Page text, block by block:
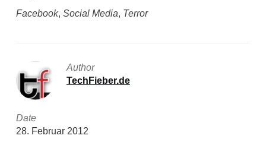
Facebook, Social Media, Terror
Author
TechFieber.de
Date
28. Februar 2012